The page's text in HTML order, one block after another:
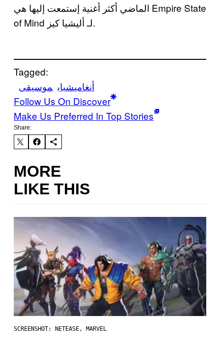
الماضي أكثر أغنية إستمعت إليها هي Empire State
of Mind لـ أليشيا كيز.
Tagged:
أنغاميشباب موسيقى
Follow Us On Discover
Make Us Preferred In Top Stories
Share:
MORE
LIKE THIS
SCREENSHOT: NETEASE, MARVEL